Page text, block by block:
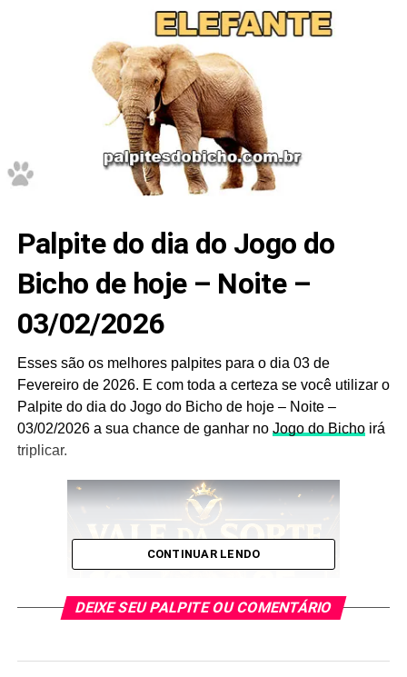
Palpite do dia do Jogo do
Bicho de hoje – Noite –
03/02/2026
Esses são os melhores palpites para o dia 03 de
Fevereiro de 2026. E com toda a certeza se você utilizar o
Palpite do dia do Jogo do Bicho de hoje – Noite –
03/02/2026 a sua chance de ganhar no Jogo do Bichoirá
triplicar.
CONTINUAR LENDO
DEIXE SEU PALPITE OU COMENTÁRIO